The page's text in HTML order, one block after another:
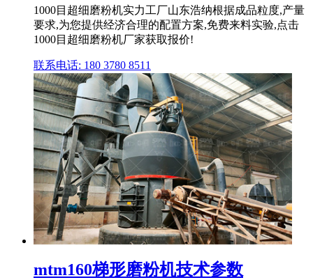
1000目超细磨粉机实力工厂山东浩纳根据成品粒度,产量
要求,为您提供经济合理的配置方案,免费来料实验,点击
1000目超细磨粉机厂家获取报价!
联系电话: 180 3780 8511
mtm160梯形磨粉机技术参数